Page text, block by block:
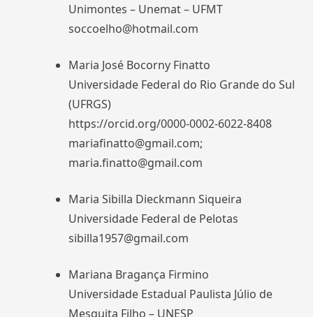
Unimontes – Unemat – UFMT
soccoelho@hotmail.com
Maria José Bocorny Finatto
Universidade Federal do Rio Grande do Sul
(UFRGS)
https://orcid.org/0000-0002-6022-8408
mariafinatto@gmail.com;
maria.finatto@gmail.com
Maria Sibilla Dieckmann Siqueira
Universidade Federal de Pelotas
sibilla1957@gmail.com
Mariana Bragança Firmino
​Universidade Estadual Paulista Júlio de
Mesquita Filho – UNESP